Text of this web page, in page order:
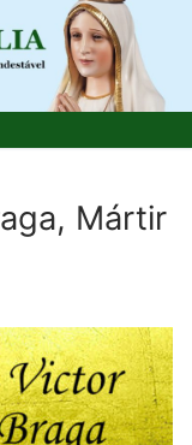
Mártir